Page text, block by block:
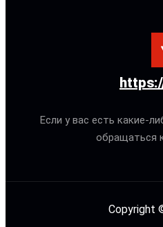
Если у вас есть какие-
обращаться
Copyright